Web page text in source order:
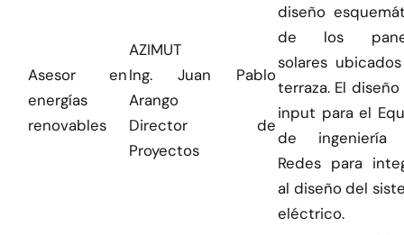
Asesor en
energías
renovables
AZIMUT
Ing. Juan Pablo
Arango
Director de
Proyectos
diseño
de los
solares
terraza. El
input para el
de ingeniería
Redes para
al diseño del
eléctrico.